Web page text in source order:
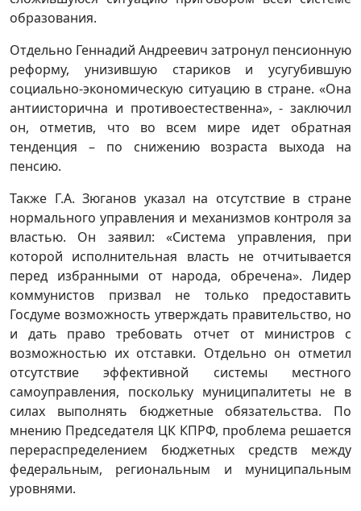
образования.
Отдельно Геннадий Андреевич затронул пенсионную
реформу, унизившую стариков и усугубившую
социально-экономическую ситуацию в стране. «Она
антиисторична и противоестественна», - заключил
он, отметив, что во всем мире идет обратная
тенденция – по снижению возраста выхода на
пенсию.
Также Г.А. Зюганов указал на отсутствие в стране
нормального управления и механизмов контроля за
властью. Он заявил: «Система управления, при
которой исполнительная власть не отчитывается
перед избранными от народа, обречена». Лидер
коммунистов призвал не только предоставить
Госдуме возможность утверждать правительство, но
и дать право требовать отчет от министров с
возможностью их отставки. Отдельно он отметил
отсутствие эффективной системы местного
самоуправления, поскольку муниципалитеты не в
силах выполнять бюджетные обязательства. По
мнению Председателя ЦК КПРФ, проблема решается
перераспределением бюджетных средств между
федеральным, региональным и муниципальным
уровнями.